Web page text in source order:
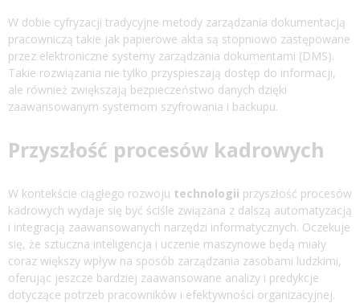
W dobie cyfryzacji tradycyjne metody zarządzania dokumentacją
pracowniczą takie jak papierowe akta są stopniowo zastępowane
przez elektroniczne systemy zarządzania dokumentami (DMS).
Takie rozwiązania nie tylko przyspieszają dostęp do informacji,
ale również zwiększają bezpieczeństwo danych dzięki
zaawansowanym systemom szyfrowania i backupu.
Przyszłość procesów kadrowych
W kontekście ciągłego rozwoju technologii przyszłość procesów
kadrowych wydaje się być ściśle związana z dalszą automatyzacją
i integracją zaawansowanych narzędzi informatycznych. Oczekuje
się, że sztuczna inteligencja i uczenie maszynowe będą miały
coraz większy wpływ na sposób zarządzania zasobami ludzkimi,
oferując jeszcze bardziej zaawansowane analizy i predykcje
dotyczące potrzeb pracowników i efektywności organizacyjnej.